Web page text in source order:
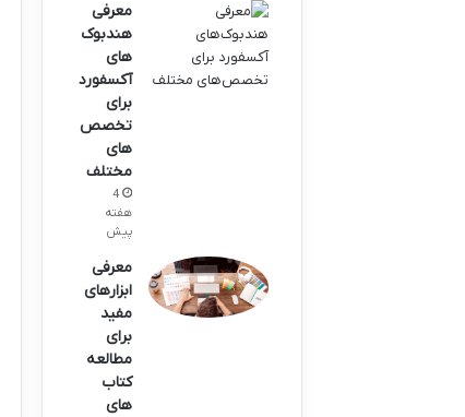
معرفی
هندبوک‌
های
آکسفورد
برای
تخصص‌
های
مختلف
4
هفته
پیش
معرفی
ابزارهای
مفید
برای
مطالعه
کتاب
های